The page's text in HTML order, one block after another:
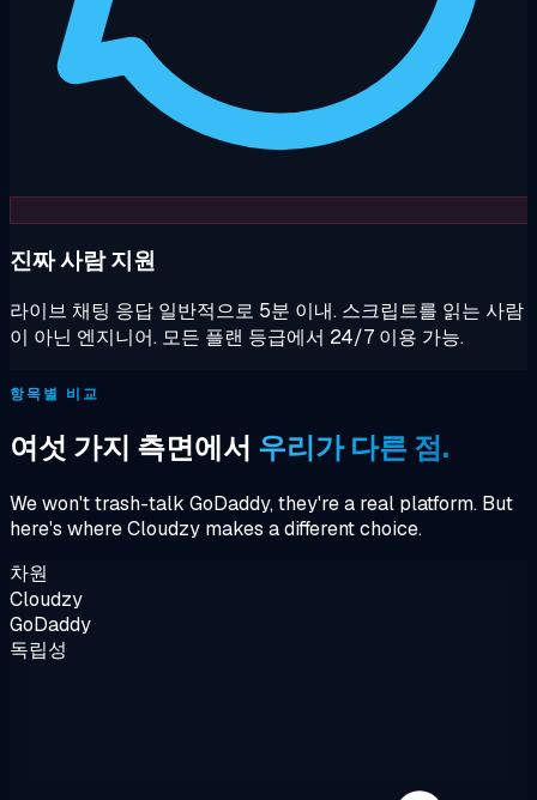
진짜 사람 지원
라이브 채팅 응답 일반적으로 5분 이내. 스크립트를 읽는 사람
이 아닌 엔지니어. 모든 플랜 등급에서 24/7 이용 가능.
항목별 비교
여섯 가지 측면에서 우리가 다른 점.
We won't trash-talk GoDaddy, they're a real platform. But
here's where Cloudzy makes a different choice.
차원
Cloudzy
GoDaddy
독립성